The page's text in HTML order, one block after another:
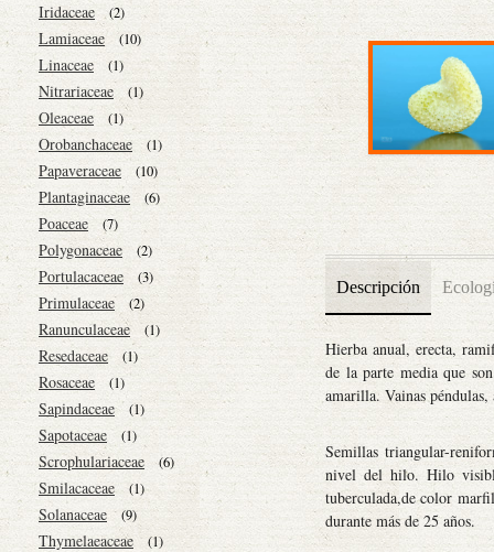
Iridaceae (2)
Lamiaceae (10)
Linaceae (1)
Nitrariaceae (1)
Oleaceae (1)
Orobanchaceae (1)
Papaveraceae (10)
Plantaginaceae (6)
Poaceae (7)
Polygonaceae (2)
Portulacaceae (3)
Primulaceae (2)
Ranunculaceae (1)
Resedaceae (1)
Rosaceae (1)
Sapindaceae (1)
Sapotaceae (1)
Scrophulariaceae (6)
Smilacaceae (1)
Solanaceae (9)
Thymelaeaceae (1)
Descripción
Hierba anual, erecta,
de la parte media que
amarilla. Vainas
Semillas triangular-
nivel del hilo. Hilo
tuberculada,de color
durante más de 25 años.